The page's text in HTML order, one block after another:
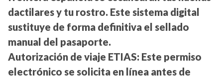
dactilares y tu rostro. Este sistema digital
sustituye de forma definitiva el sellado
manual del pasaporte.
Autorización de viaje ETIAS: Este permiso
electrónico se solicita en línea antes de